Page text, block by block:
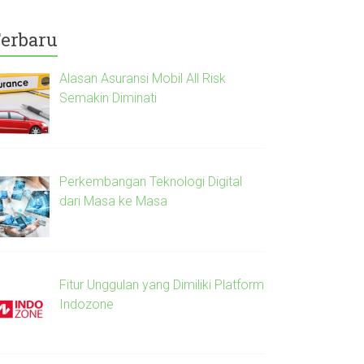
Alasan Asuransi Mobil All Risk
Semakin Diminati
Perkembangan Teknologi Digital
dari Masa ke Masa
Fitur Unggulan yang Dimiliki Platform
Indozone